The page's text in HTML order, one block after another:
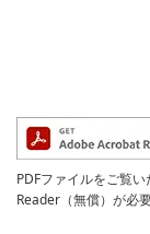
PDFファイルをご覧
Reader（無償）が必要